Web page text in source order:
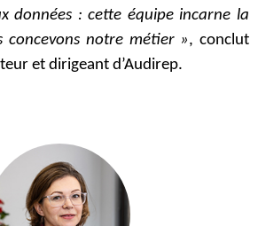
données : cette équipe incarne la
concevons notre métier », conclut
et dirigeant d’Audirep.